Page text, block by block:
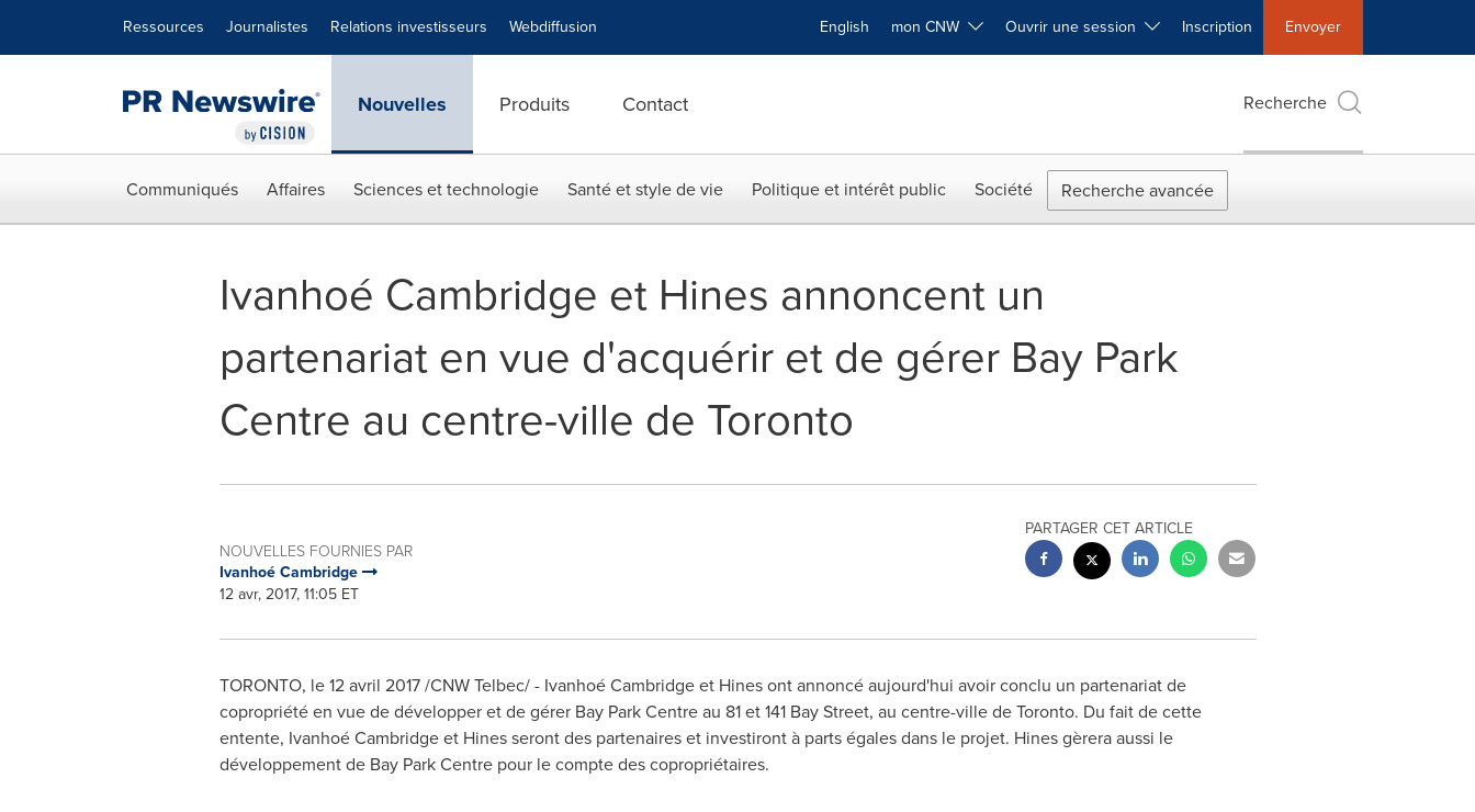
Ressources Journalistes Relations investisseurs Webdiffusion English mon CNW Ouvrir une session Inscription Envoyer
Nouvelles Produits Contact Recherche
Communiqués Affaires Sciences et technologie Santé et style de vie Politique et intérêt public Société Recherche avancée
Ivanhoé Cambridge et Hines annoncent un
partenariat en vue d'acquérir et de gérer Bay Park
Centre au centre-ville de Toronto
NOUVELLES FOURNIES PAR
Ivanhoé Cambridge
12 avr, 2017, 11:05 ET
PARTAGER CET ARTICLE
TORONTO, le 12 avril 2017 /CNW Telbec/ - Ivanhoé Cambridge et Hinesont annoncé aujourd'hui avoir conclu un partenariat de
copropriété en vue de développer et de gérer Bay Park Centre au 81 et 141 Bay Street, au centre-ville deToronto. Du fait de cette
entente, IvanhoéCambridgeet Hinesseront des partenaires et investiront à parts égales dans le projet. Hinesgèrera aussi le
développement de Bay Park Centre pour le compte des copropriétaires.